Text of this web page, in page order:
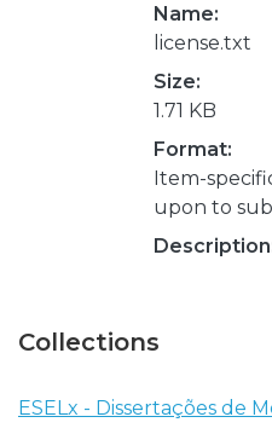
Name:
license.txt
Size:
1.71 KB
Format:
Item-
upon to
Collections
ESELx - Dissertações de